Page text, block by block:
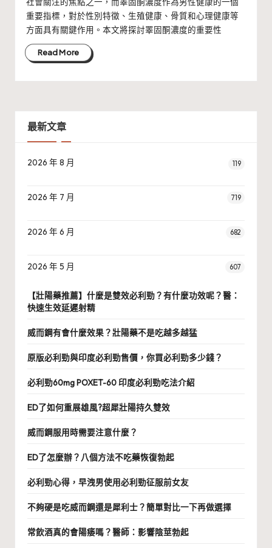
重要指標，對於性別特徵、生殖健康、骨質和心理健康等
方面具有關鍵作用。本文將探討睪固酮濃度的重要性
Read More
最新文章
2026 年 8 月 119
2026 年 7 月 719
2026 年 6 月 682
2026 年 5 月 607
【壯陽藥推薦】什麼是雙效必利勁？有什麼功效呢？醫：
快速生效延遲射精
威而鋼有會什麼效果？壯陽藥不是吃越多越猛
原版必利勁與印度必利勁售價，你買必利勁多少錢？
必利勁60mg POXET-60 印度必利勁吃法介紹
ED了如何重展雄風?超犀壯陽持久雙效
威而鋼服用時需要注意什麼？
ED了怎麼辦？八個方法不吃藥恢復勃起
必利勁心得，早洩男使用必利勁征服前女友
不夠硬是吃威而鋼還是犀利士？簡單對比一下再做選擇
常飲酒真的會陽痿嗎？醫師：影響陰莖勃起